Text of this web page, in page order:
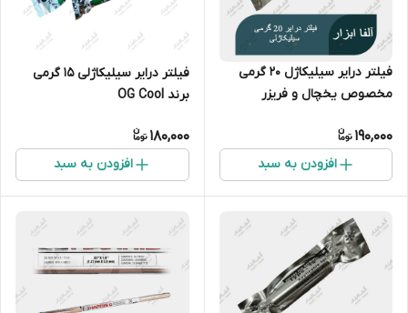
فیلتر درایر سیلیکاژل 20 گرمی
مخصوص یخچال و فریزر
190,000
افزودن به سبد
فیلتر درایر سیلیکاژلی 15 گرمی
برند OG Cool
180,000
افزودن به سبد